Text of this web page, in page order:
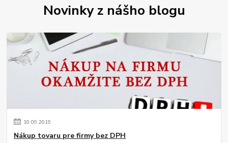
Novinky z nášho blogu
10.09.2019
Nákup tovaru pre firmy bez DPH